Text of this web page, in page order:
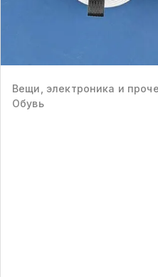
Вещи, электроника и
Обувь